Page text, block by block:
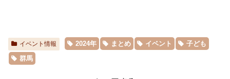
イベント情報 2024年 まとめ イベント
子ども
群馬